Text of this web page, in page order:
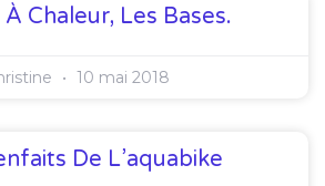
Chaleur, Les Bases.
10 mai 2018
De L’aquabike